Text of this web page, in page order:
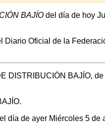
BAJÍO del día de hoy
Oficial de la
DISTRIBUCIÓN BAJÍO,
de ayer Miércoles 5